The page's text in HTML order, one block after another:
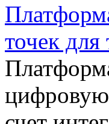
точек
цифровую